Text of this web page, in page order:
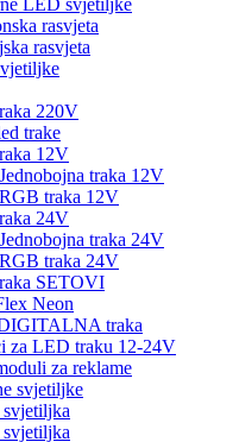
LED svjetiljke
rasvjeta
rasvjeta
220V
trake
12V
Jednobojna traka 12V
RGB traka 12V
24V
Jednobojna traka 24V
RGB traka 24V
SETOVI
Neon
traka
za LED traku 12-24V
za reklame
svjetiljke
svjetiljka
svjetiljka